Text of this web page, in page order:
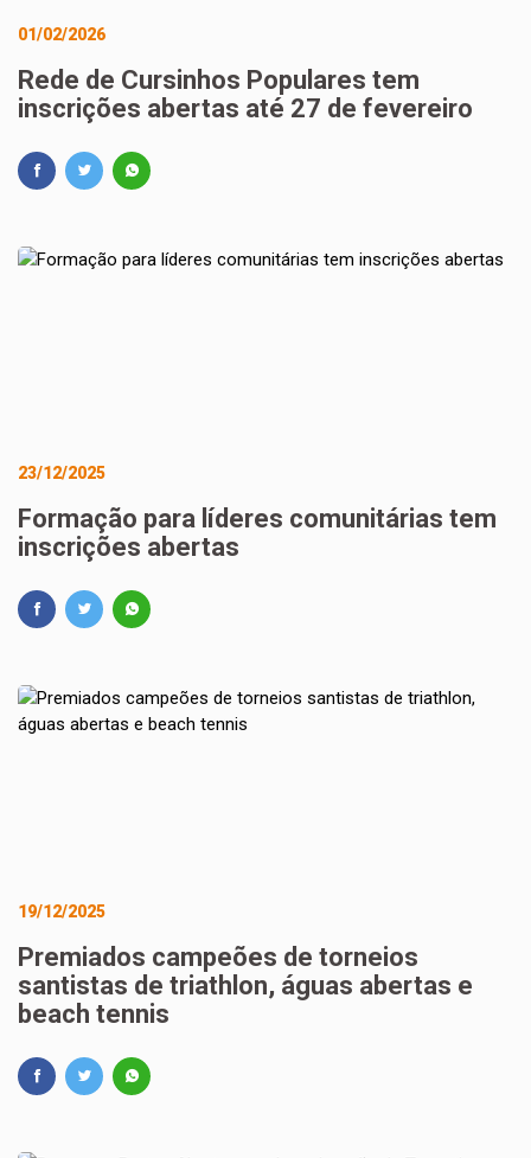
01/02/2026
Rede de Cursinhos Populares tem
inscrições abertas até 27 de fevereiro
23/12/2025
Formação para líderes comunitárias tem
inscrições abertas
19/12/2025
Premiados campeões de torneios
santistas de triathlon, águas abertas e
beach tennis